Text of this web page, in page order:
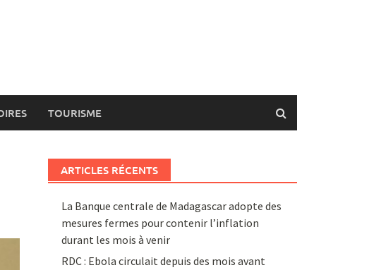
TOURISME
ARTICLES RÉCENTS
La Banque centrale de Madagascar adopte des
mesures fermes pour contenir l’inflation
durant les mois à venir
RDC : Ebola circulait depuis des mois avant